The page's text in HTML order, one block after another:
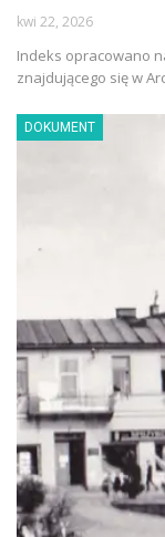
kwi 22, 2026
Indeks opracowano
znajdującego się w
DOKUMENT